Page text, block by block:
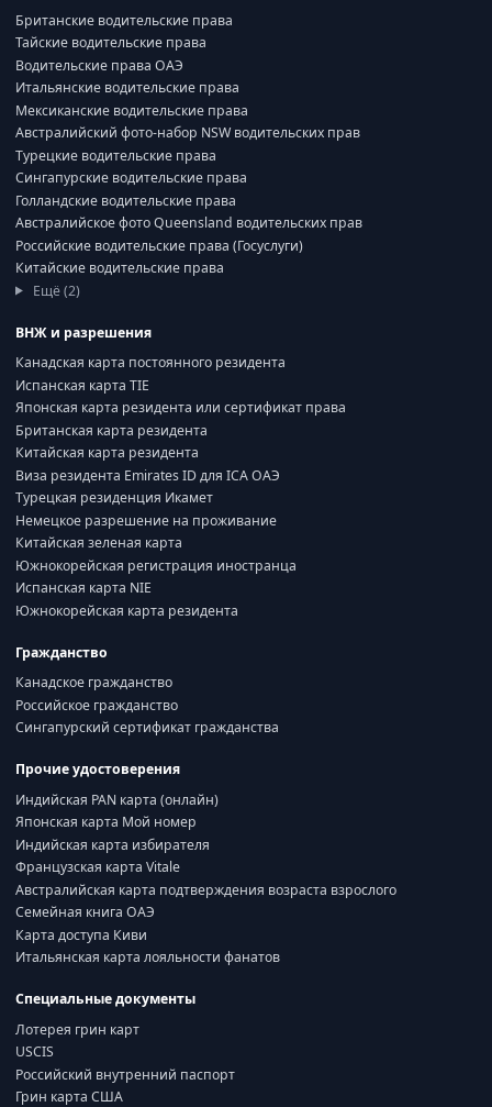
Британские водительские права
Тайские водительские права
Водительские права ОАЭ
Итальянские водительские права
Мексиканские водительские права
Австралийский фото-набор NSW водительских прав
Турецкие водительские права
Сингапурские водительские права
Голландские водительские права
Австралийское фото Queensland водительских прав
Российские водительские права (Госуслуги)
Китайские водительские права
Ещё (2)
ВНЖ и разрешения
Канадская карта постоянного резидента
Испанская карта TIE
Японская карта резидента или сертификат права
Британская карта резидента
Китайская карта резидента
Виза резидента Emirates ID для ICA ОАЭ
Турецкая резиденция Икамет
Немецкое разрешение на проживание
Китайская зеленая карта
Южнокорейская регистрация иностранца
Испанская карта NIE
Южнокорейская карта резидента
Гражданство
Канадское гражданство
Российское гражданство
Сингапурский сертификат гражданства
Прочие удостоверения
Индийская PAN карта (онлайн)
Японская карта Мой номер
Индийская карта избирателя
Французская карта Vitale
Австралийская карта подтверждения возраста взрослого
Семейная книга ОАЭ
Карта доступа Киви
Итальянская карта лояльности фанатов
Специальные документы
Лотерея грин карт
USCIS
Российский внутренний паспорт
Грин карта США